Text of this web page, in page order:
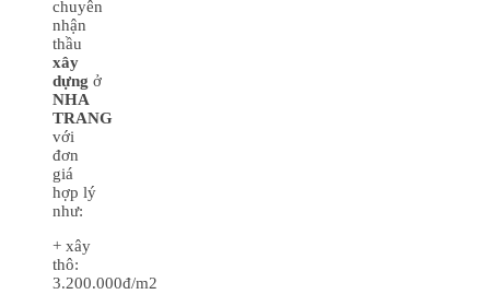
chuyên
nhận
thầu
xây
dựng ở
NHA
TRANG
với
đơn
giá
hợp lý
như:
+ xây
thô:
3.200.000đ/m2